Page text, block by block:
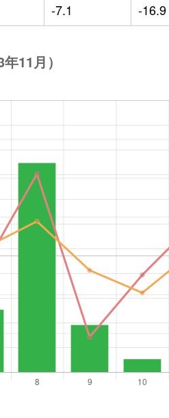
-7.1 -16.9